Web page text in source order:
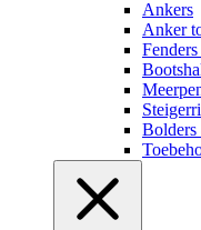
Ankers
Anker